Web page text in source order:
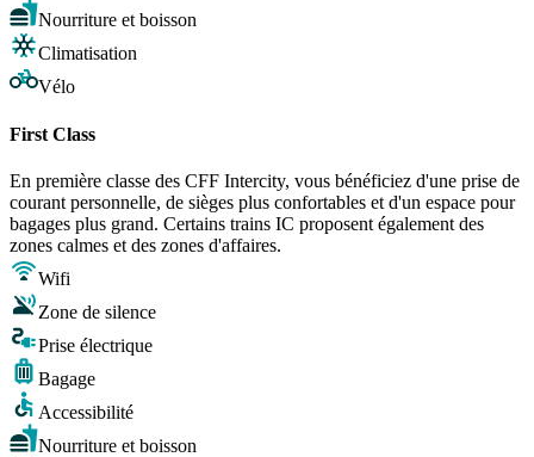
Nourriture et boisson
Climatisation
Vélo
First Class
En première classe des CFF Intercity, vous bénéficiez d'une prise de
courant personnelle, de sièges plus confortables et d'un espace pour
bagages plus grand. Certains trains IC proposent également des
zones calmes et des zones d'affaires.
Wifi
Zone de silence
Prise électrique
Bagage
Accessibilité
Nourriture et boisson